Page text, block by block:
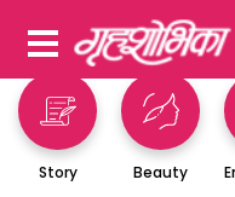
Story Beauty